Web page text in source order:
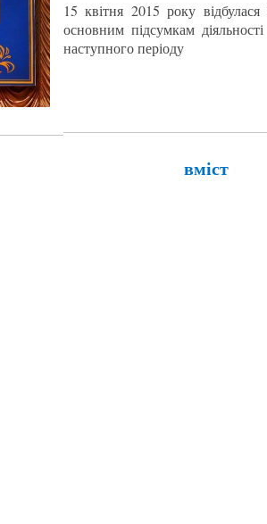
15 квітня 2015 року
основним підсумкам
наступного періоду